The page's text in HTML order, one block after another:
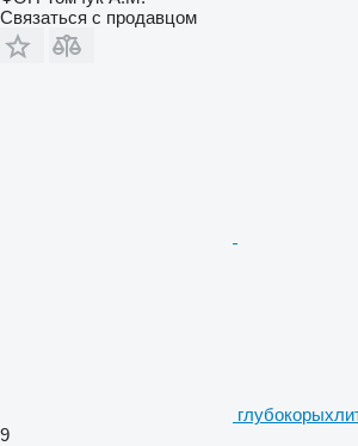
Связаться с продавцом
9